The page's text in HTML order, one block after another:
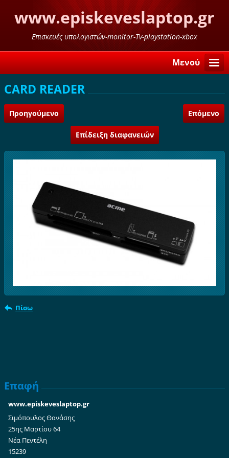
www.episkeveslaptop.gr
Επισκευές υπολογιστών-monitor-Tv-playstation-xbox
Μενού
CARD READER
Προηγούμενο Επόμενο
Επίδειξη διαφανειών
Πίσω
Επαφή
www.episkeveslaptop.gr
Σιμόπουλος Θανάσης
25ης Μαρτίου 64
Νέα Πεντέλη
15239